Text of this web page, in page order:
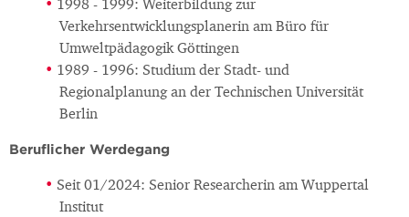
1998 - 1999: Weiterbildung zur
Verkehrsentwicklungsplanerin am Büro für
Umweltpädagogik Göttingen
1989 - 1996: Studium der Stadt- und
Regionalplanung an der Technischen Universität
Berlin
Beruflicher Werdegang
Seit 01/2024: Senior Researcherin am Wuppertal
Institut